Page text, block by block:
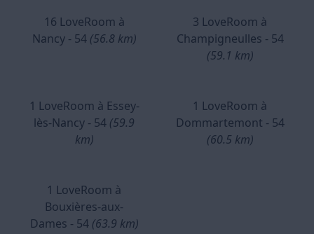
16 LoveRoom à
Nancy - 54 (56.8 km)
3 LoveRoom à
Champigneulles - 54
(59.1 km)
1 LoveRoom à Essey-
lès-Nancy - 54 (59.9
km)
1 LoveRoom à
Dommartemont - 54
(60.5 km)
1 LoveRoom à
Bouxières-aux-
Dames - 54 (63.9 km)